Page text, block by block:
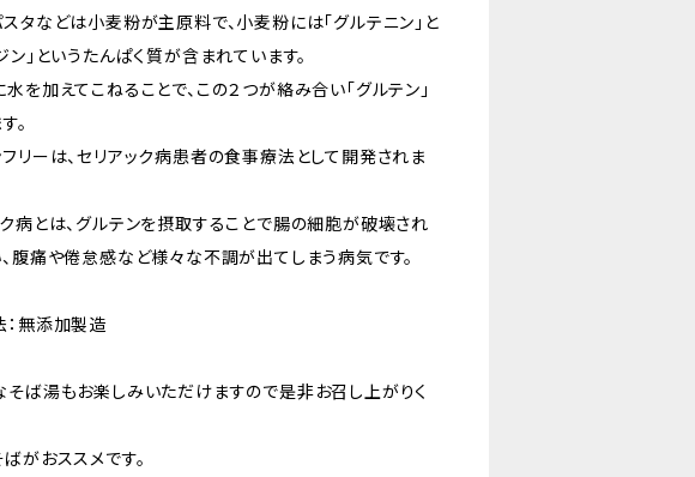
タなどは小麦粉が主原料で、小麦粉には「グルテニン」と
ン」というたんぱく質が含まれています。
を加えてこねることで、この２つが絡み合い「グルテン」
。
リーは、セリアック病患者の食事療法として開発されま
病とは、グルテンを摂取することで腸の細胞が破壊され
腹痛や倦怠感など様々な不調が出てしまう病気です。
：無添加製造
ば湯もお楽しみいただけますので是非お召し上がりく
がおススメです。